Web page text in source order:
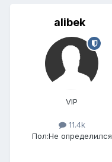
alibek
VIP
11.4k
Пол:Не определился